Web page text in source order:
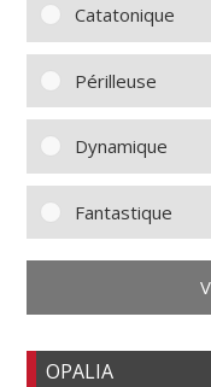
Catatonique
Périlleuse
Dynamique
Fantastique
OPALIA